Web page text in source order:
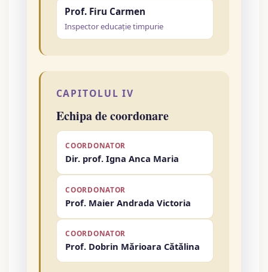
Prof. Firu Carmen
Inspector educație timpurie
CAPITOLUL IV
Echipa de coordonare
COORDONATOR
Dir. prof. Igna Anca Maria
COORDONATOR
Prof. Maier Andrada Victoria
COORDONATOR
Prof. Dobrin Mărioara Cătălina